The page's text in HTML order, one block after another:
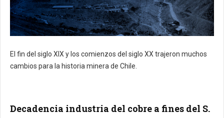
El fin del siglo XIX y los comienzos del siglo XX trajeron muchos
cambios para la historia minera de Chile.
Decadencia industria del cobre a fines del S.